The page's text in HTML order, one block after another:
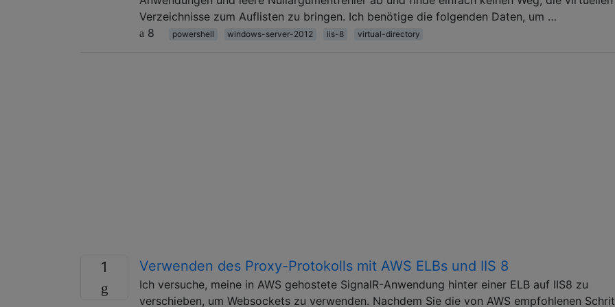
Verzeichnisse zum Auflisten zu bringen. Ich benötige die folgenden Daten, um …
8
powershell windows-server-2012 iis-8 virtual-directory
1 Verwenden des Proxy-Protokolls mit AWS ELBs und IIS 8
Ich versuche, meine in AWS gehostete SignalR-Anwendung hinter einer ELB auf IIS8 zu
verschieben, um Websockets zu verwenden. Nachdem Sie die von AWS empfohlenen